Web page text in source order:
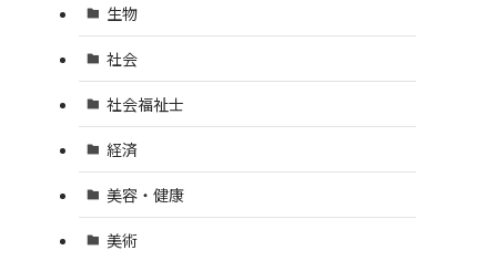
生物
社会
社会福祉士
経済
美容・健康
美術